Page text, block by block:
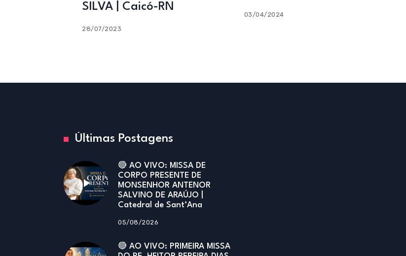
SILVA | Caicó-RN
28/07/2023
03/04/2024
Últimas Postagens
🔴 AO VIVO: MISSA DE
CORPO PRESENTE DE
MONSENHOR ANTENOR
SALVINO DE ARAÚJO |
Catedral de Sant’Ana
05/08/2026
🔴 AO VIVO: PRIMEIRA MISSA